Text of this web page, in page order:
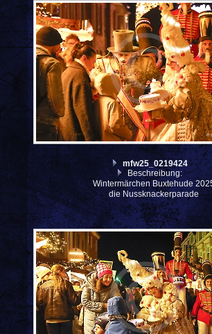
mfw25_0219424
Beschreibung:
Wintermärchen Buxtehude
die Nussknackerparade